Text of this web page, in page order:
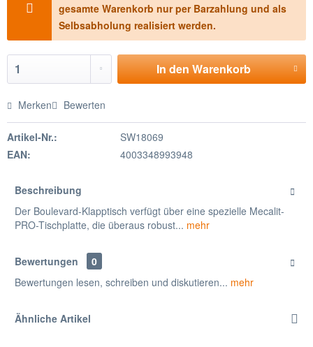
gesamte Warenkorb nur per Barzahlung und als
Selbsabholung realisiert werden.
In denWarenkorb
Merken Bewerten
Artikel-Nr.:
SW18069
EAN:
4003348993948
Beschreibung
Der Boulevard-Klapptisch verfügt über eine spezielle Mecalit-
PRO-Tischplatte, die überaus robust... mehr
Bewertungen
0
Bewertungen lesen, schreiben und diskutieren... mehr
Ähnliche Artikel